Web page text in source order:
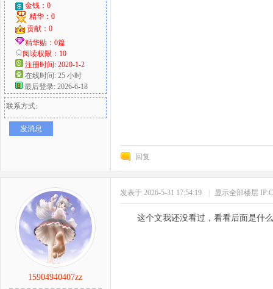
金钱：0
精华：0
贡献：0
精华贴：0篇
阅读权限：10
注册时间: 2020-1-2
在线时间: 25 小时
最后登录: 2026-6-18
联系方式:
发消息
回复
15904940407zz
发表于 2026-5-31 17:54:19 显示全部楼层
这个文我还没看过，看看后面是什